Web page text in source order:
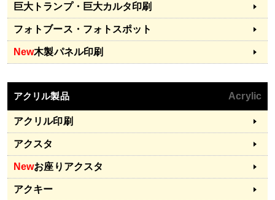
巨大トランプ・巨大カルタ印刷
フォトブース・フォトスポット
New木製パネル印刷
アクリル製品 Acrylic
アクリル印刷
アクスタ
Newお座りアクスタ
アクキー